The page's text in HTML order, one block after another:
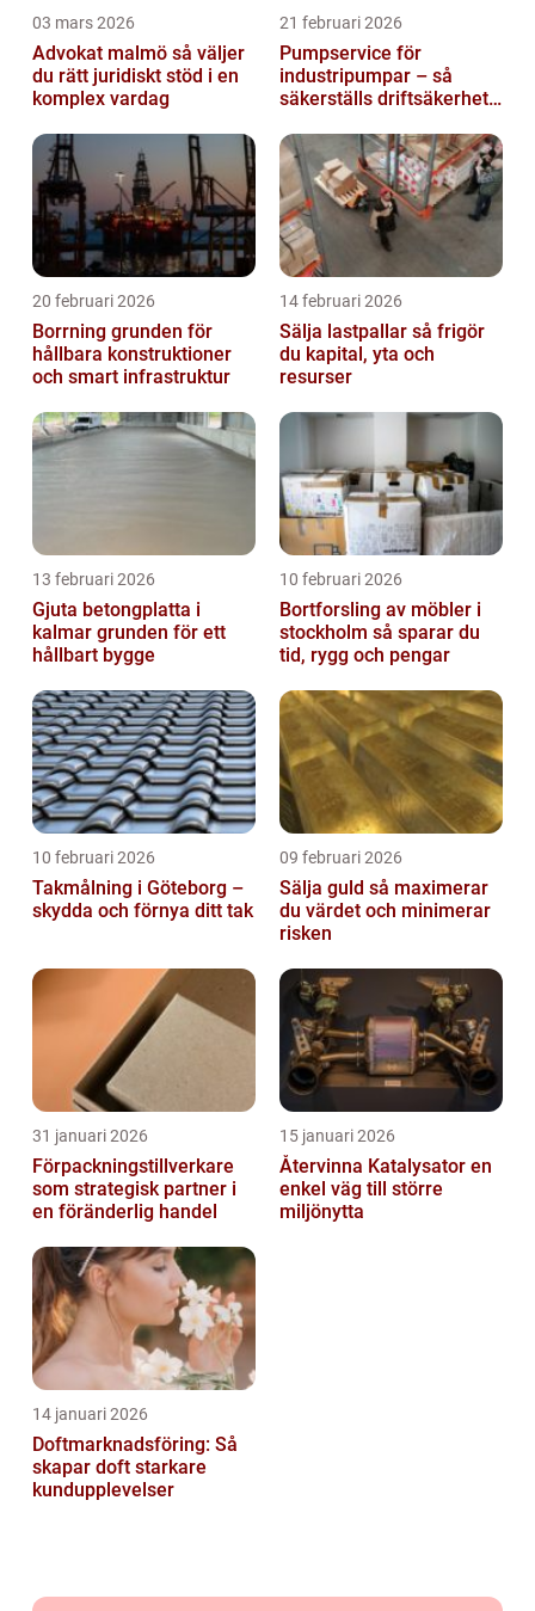
03 mars 2026
Advokat malmö så väljer
du rätt juridiskt stöd i en
komplex vardag
21 februari 2026
Pumpservice för
industripumpar – så
säkerställs driftsäkerhet
20 februari 2026
Borrning grunden för
hållbara konstruktioner
och smart infrastruktur
14 februari 2026
Sälja lastpallar så frigör
du kapital, yta och
resurser
13 februari 2026
Gjuta betongplatta i
kalmar grunden för ett
hållbart bygge
10 februari 2026
Bortforsling av möbler i
stockholm så sparar du
tid, rygg och pengar
10 februari 2026
Takmålning i Göteborg –
skydda och förnya ditt tak
09 februari 2026
Sälja guld så maximerar
du värdet och minimerar
risken
31 januari 2026
Förpackningstillverkare
som strategisk partner i
en föränderlig handel
15 januari 2026
Återvinna Katalysator en
enkel väg till större
miljönytta
14 januari 2026
Doftmarknadsföring: Så
skapar doft starkare
kundupplevelser